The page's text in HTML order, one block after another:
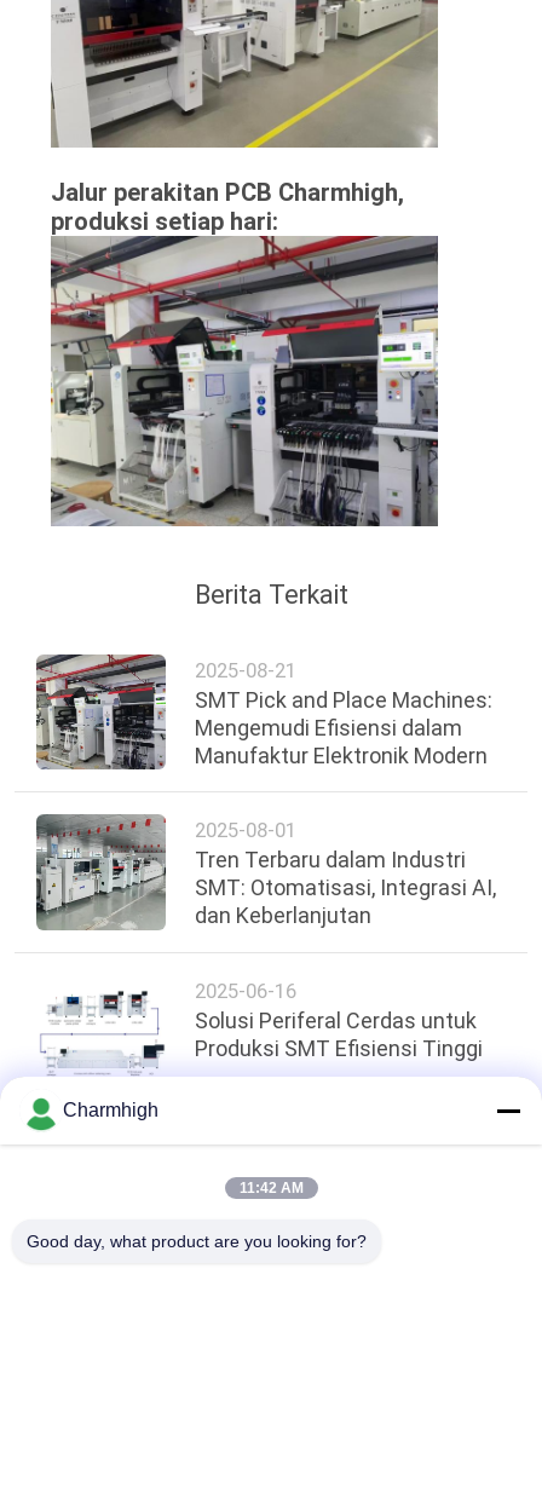
Jalur perakitan PCB Charmhigh,
produksi setiap hari:
Berita Terkait
2025-08-21
SMT Pick and Place Machines:
Mengemudi Efisiensi dalam
Manufaktur Elektronik Modern
2025-08-01
Tren Terbaru dalam Industri
SMT: Otomatisasi, Integrasi AI,
dan Keberlanjutan
2025-06-16
Solusi Periferal Cerdas untuk
Produksi SMT Efisiensi Tinggi
Atas
Charmhigh
11:42 AM
Good day, what product are you looking for?